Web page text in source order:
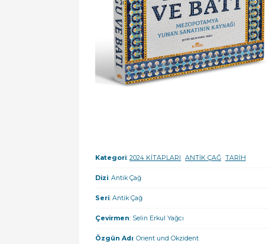
Kategori:2024 KİTAPLARI ANTİK ÇAĞ TARİH
Dizi: Antik Çağ
Seri: Antik Çağ
Çevirmen: Selin Erkul Yağcı
Özgün Adı: Orient und Okzident